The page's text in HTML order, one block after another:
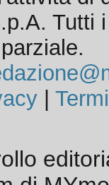
Tutti
|